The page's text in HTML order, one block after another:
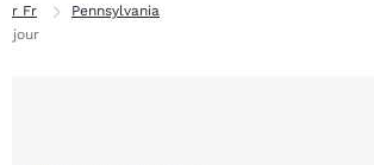
Fr Fr
Pennsylvania